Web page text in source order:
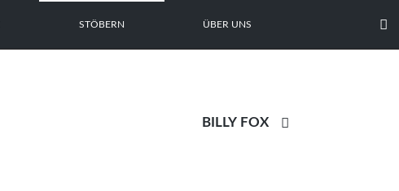
STÖBERN ÜBER UNS 
